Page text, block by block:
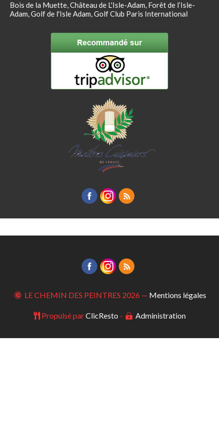
Bois de la Muette, Château de L'Isle-Adam, Forêt de l’Isle-
Adam, Golf de l'Isle Adam, Golf Club Paris International
LE CHEMIN DES PEINTRES 2026 — Mentions légales
Propulsé parClicResto - Administration